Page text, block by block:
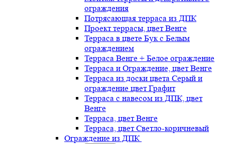
ограждения
Потрясающая терраса из ДПК
Проект террасы, цвет Венге
Терраса в цвете Бук с Белым
ограждением
Терраса Венге + Белое ограждение
Терраса и Ограждение, цвет Венге
Терраса из доски цвета Серый и
ограждение цвет Графит
Терраса с навесом из ДПК, цвет
Венге
Терраса, цвет Венге
Терраса, цвет Светло-коричневый
Ограждение из ДПК